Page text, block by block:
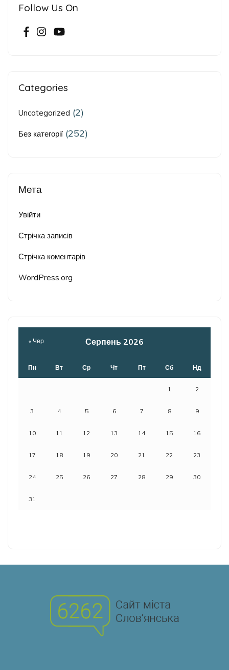
Follow Us On
Categories
Uncategorized (2)
Без категорії (252)
Мета
Увійти
Стрічка записів
Стрічка коментарів
WordPress.org
Серпень 2026
Пн Вт Ср Чт Пт Сб Нд
1 2
3 4 5 6 7 8 9
10 11 12 13 14 15 16
17 18 19 20 21 22 23
24 25 26 27 28 29 30
31
« Чер